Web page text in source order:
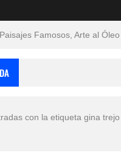
Famosos, Arte al Óleo
con la etiqueta gina trejo